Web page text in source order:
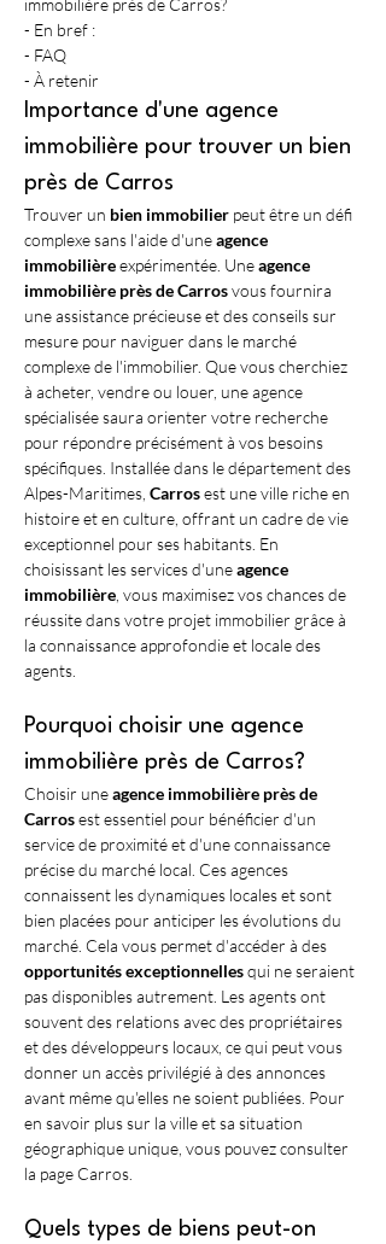
immobilière près de Carros?
- En bref :
- FAQ
- À retenir
Importance d'une agence
immobilière pour trouver un bien
près de Carros
Trouver un bien immobilier peut être un défi
complexe sans l'aide d'une agence
immobilière expérimentée. Une agence
immobilière près de Carros vous fournira
une assistance précieuse et des conseils sur
mesure pour naviguer dans le marché
complexe de l'immobilier. Que vous cherchiez
à acheter, vendre ou louer, une agence
spécialisée saura orienter votre recherche
pour répondre précisément à vos besoins
spécifiques. Installée dans le département des
Alpes-Maritimes, Carros est une ville riche en
histoire et en culture, offrant un cadre de vie
exceptionnel pour ses habitants. En
choisissant les services d'une agence
immobilière , vous maximisez vos chances de
réussite dans votre projet immobilier grâce à
la connaissance approfondie et locale des
agents.
Pourquoi choisir une agence
immobilière près de Carros?
Choisir une agence immobilière près de
Carros est essentiel pour bénéficier d'un
service de proximité et d'une connaissance
précise du marché local. Ces agences
connaissent les dynamiques locales et sont
bien placées pour anticiper les évolutions du
marché. Cela vous permet d'accéder à des
opportunités exceptionnelles qui ne seraient
pas disponibles autrement. Les agents ont
souvent des relations avec des propriétaires
et des développeurs locaux, ce qui peut vous
donner un accès privilégié à des annonces
avant même qu'elles ne soient publiées. Pour
en savoir plus sur la ville et sa situation
géographique unique, vous pouvez consulter
la page Carros.
Quels types de biens peut-on